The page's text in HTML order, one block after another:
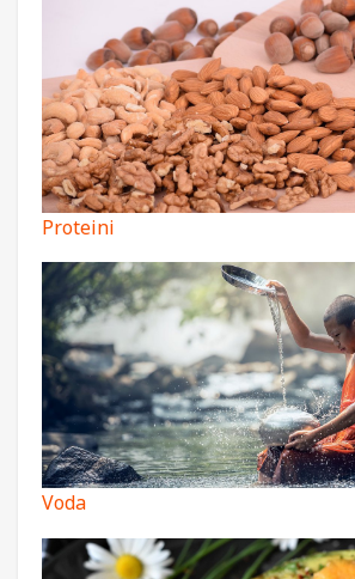
Proteini
Voda